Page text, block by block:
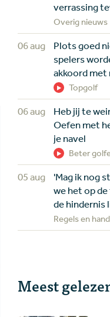
verrassing
Overig nieuws
06 aug
Plots goed
spelers
akkoord
Topgolf
06 aug
Heb jij te
Oefen met
je navel
Beter
05 aug
'Mag ik nog
we het op de
de hindernis
Regels en
Meest